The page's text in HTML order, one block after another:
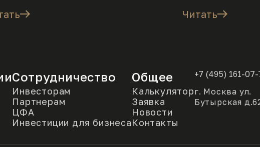
Читать
Сотрудничество
Инвесторам
Партнерам
ЦФА
Инвестиции для бизнеса
Общее
Калькулятор
Заявка
Новости
Контакты
+7 (495) 161-07-
г. Москва ул.
Бутырская